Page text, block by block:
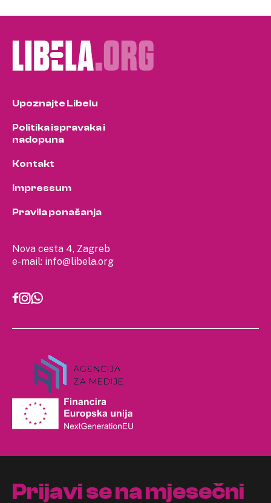
pagination
Nova cesta 4, Zagreb
e-mail: info@libela.org
Upoznajte Libelu
Politika ispravaka i
nadopuna
Kontakt
Impressum
Pravila ponašanja
Prijavi se na mjesečni